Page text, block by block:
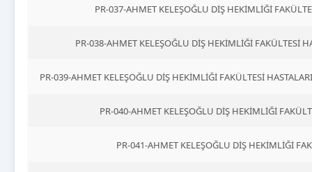
PR-037-AHMET KELEŞOĞLU DİŞ HEKİMLİĞİ
PR-038-AHMET KELEŞOĞLU DİŞ HEKİMLİĞİ FAKÜLTESİ
PR-039-AHMET KELEŞOĞLU DİŞ HEKİMLİĞİ FAKÜLTESİ
PR-040-AHMET KELEŞOĞLU DİŞ HEKİMLİĞİ
PR-041-AHMET KELEŞOĞLU DİŞ HEKİMLİĞİ